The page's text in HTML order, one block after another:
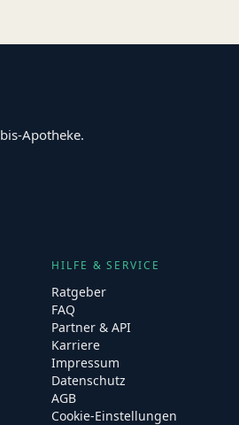
Apotheke.
HILFE & SERVICE
Ratgeber
FAQ
Partner & API
Karriere
Impressum
Datenschutz
AGB
Cookie-Einstellungen